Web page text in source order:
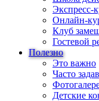
Экспресс-
Онлайн-
Клуб
Гостевой
Полезно
Это важно
Часто
Детские